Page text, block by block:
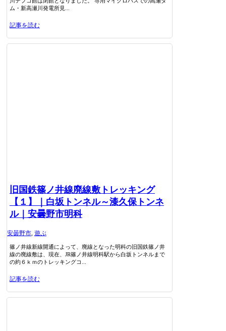
ム・新高瀬川発電所見...
記事を読む
旧国鉄篠ノ井線廃線敷トレッキング
【１】｜白坂トンネル～漆久保トンネ
ル｜安曇野市明科
安曇野市 遊ぶ
篠ノ井線新線開通によって、廃線となった明科の旧国鉄篠ノ井
線の廃線敷は、現在、JR篠ノ井線明科駅から白坂トンネルまで
の約６ｋｍのトレッキングコ...
記事を読む